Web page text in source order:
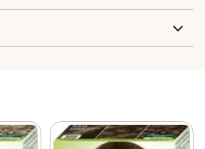
hårfärg. Vill du dessutom ha en
medföljande balsamet med
innehåller 97%* ingredienser
omsorgsfulla färger,